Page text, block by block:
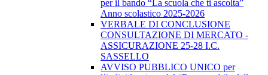
per il bando “La scuola che ti ascolta”
Anno scolastico 2025-2026
VERBALE DI CONCLUSIONE
CONSULTAZIONE DI MERCATO -
ASSICURAZIONE 25-28 I.C.
SASSELLO
AVVISO PUBBLICO UNICO per